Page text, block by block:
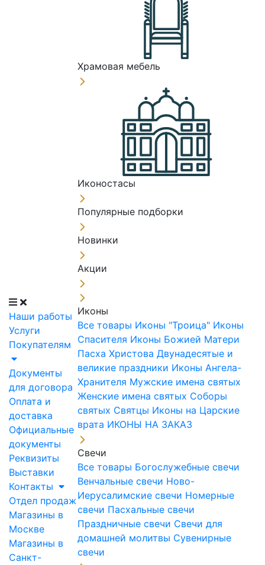
Наши работы
Услуги
Покупателям
Документы
для договора
Оплата и
доставка
Официальные
документы
Реквизиты
Выставки
Контакты
Отдел продаж
Магазины в
Москве
Магазины в
Санкт-
Храмовая мебель
Иконостасы
Популярные подборки
Новинки
Акции
Иконы
Все товары Иконы "Троица" Иконы
Спасителя Иконы Божией Матери
Пасха Христова Двунадесятые и
великие праздники Иконы Ангела-
Хранителя Мужские имена святых
Женские имена святых Соборы
святых Святцы Иконы на Царские
врата ИКОНЫ НА ЗАКАЗ
Свечи
Все товары Богослужебные свечи
Венчальные свечи Ново-
Иерусалимские свечи Номерные
свечи Пасхальные свечи
Праздничные свечи Свечи для
домашней молитвы Сувенирные
свечи